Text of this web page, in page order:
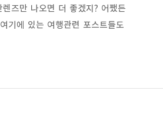
즈만 나오면 더 좋겠지? 어쨌든
에 있는 여행관련 포스트들도